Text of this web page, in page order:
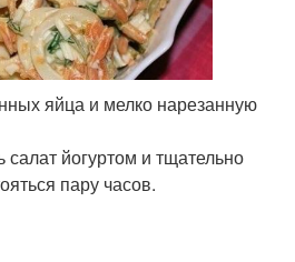
яйца и мелко нарезанную
салат йогуртом и тщательно
пару часов.